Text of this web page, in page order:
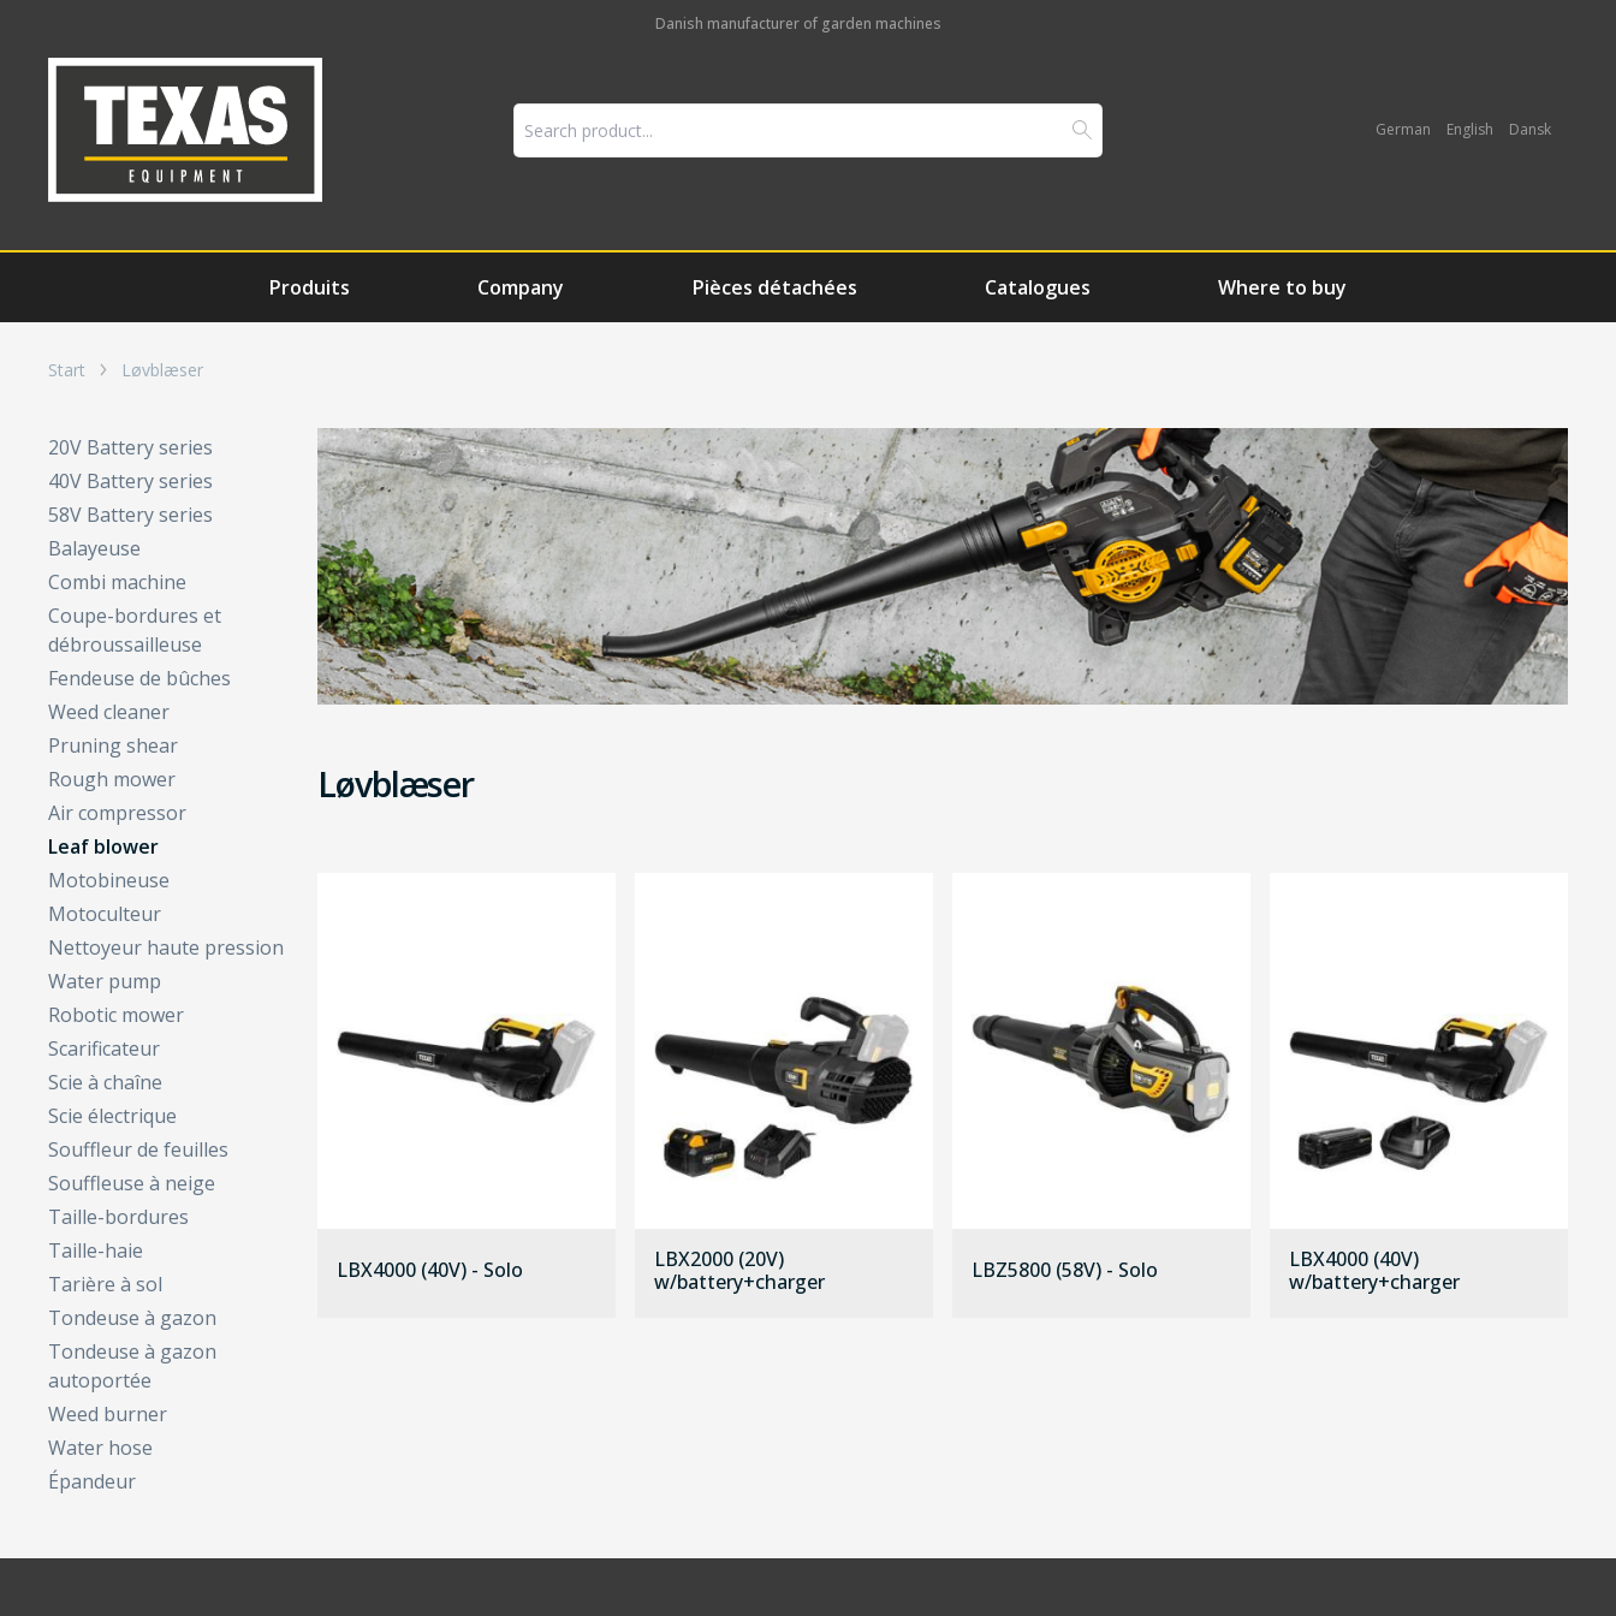
Danish manufacturer of garden machines
German English Dansk
Produits Company Pièces détachées Catalogues Where to buy
Start Løvblæser
20V Battery series
40V Battery series
58V Battery series
Balayeuse
Combi machine
Coupe-bordures et
débroussailleuse
Fendeuse de bûches
Weed cleaner
Pruning shear
Rough mower
Air compressor
Leaf blower
Motobineuse
Motoculteur
Nettoyeur haute pression
Water pump
Robotic mower
Scarificateur
Scie à chaîne
Scie électrique
Souffleur de feuilles
Souffleuse à neige
Taille-bordures
Taille-haie
Tarière à sol
Tondeuse à gazon
Tondeuse à gazon
autoportée
Weed burner
Water hose
Épandeur
Løvblæser
LBX4000 (40V) - Solo
LBX2000 (20V)
w/battery+charger
LBZ5800 (58V) - Solo
LBX4000 (40V)
w/battery+charger